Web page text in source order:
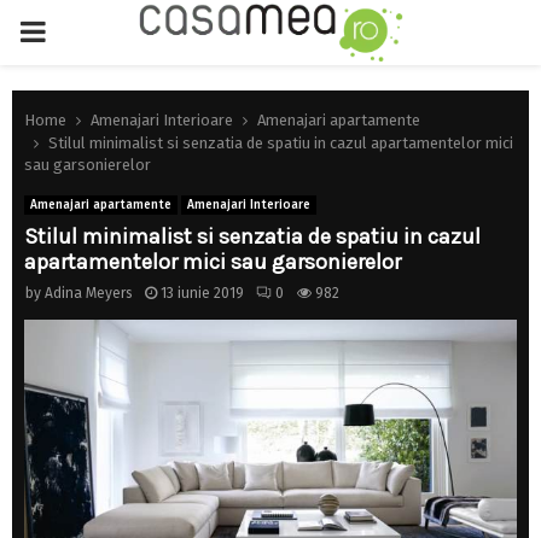
PRIMARY
MENU
Home Amenajari Interioare
Amenajari apartamente
Stilul minimalist si senzatia de spatiu in cazul apartamentelor mici
sau garsonierelor
Amenajari apartamente Amenajari Interioare
Stilul minimalist si senzatia de spatiu in cazul
apartamentelor mici sau garsonierelor
by Adina Meyers 13 iunie 2019 0 982